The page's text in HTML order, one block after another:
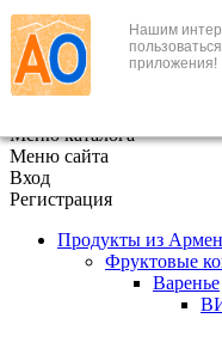
Нашим
приложения!
+7 (495) 646-888-1
В корзине
Меню каталога
Меню сайта
Вход
Регистрация
Продукты из
Фруктовые
Варенье